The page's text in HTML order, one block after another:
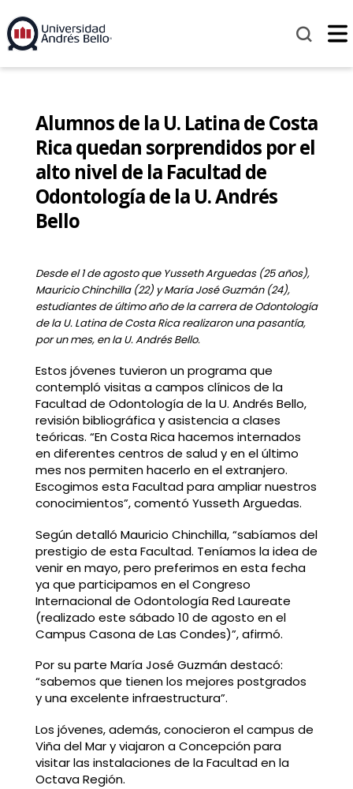
Alumnos de la U. Latina de Costa
Rica quedan sorprendidos por el
alto nivel de la Facultad de
Odontología de la U. Andrés
Bello
Desde el 1 de agosto que Yusseth Arguedas (25 años),
Mauricio Chinchilla (22) y María José Guzmán (24),
estudiantes de último año de la carrera de Odontología
de la U. Latina de Costa Rica realizaron una pasantía,
por un mes, en la U. Andrés Bello.
Estos jóvenes tuvieron un programa que
contempló visitas a campos clínicos de la
Facultad de Odontología de la U. Andrés Bello,
revisión bibliográfica y asistencia a clases
teóricas. “En Costa Rica hacemos internados
en diferentes centros de salud y en el último
mes nos permiten hacerlo en el extranjero.
Escogimos esta Facultad para ampliar nuestros
conocimientos”, comentó Yusseth Arguedas.
Según detalló Mauricio Chinchilla, “sabíamos del
prestigio de esta Facultad. Teníamos la idea de
venir en mayo, pero preferimos en esta fecha
ya que participamos en el Congreso
Internacional de Odontología Red Laureate
(realizado este sábado 10 de agosto en el
Campus Casona de Las Condes)”, afirmó.
Por su parte María José Guzmán destacó:
“sabemos que tienen los mejores postgrados
y una excelente infraestructura”.
Los jóvenes, además, conocieron el campus de
Viña del Mar y viajaron a Concepción para
visitar las instalaciones de la Facultad en la
Octava Región.